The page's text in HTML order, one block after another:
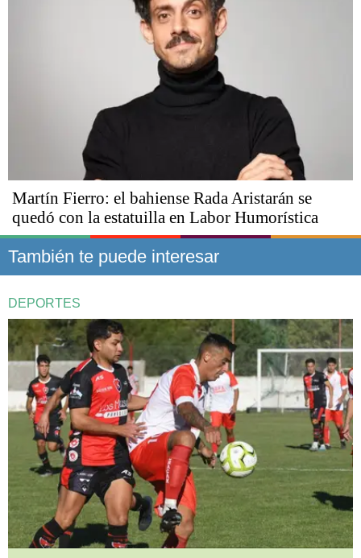
Martín Fierro: el bahiense Rada Aristarán se
quedó con la estatuilla en Labor Humorística
También te puede interesar
DEPORTES